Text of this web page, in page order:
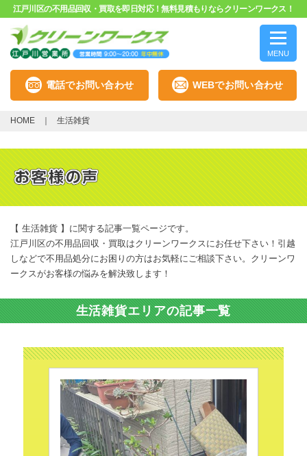
江戸川区の不用品回収・買取を即日対応！無料見積もりならクリーンワークス！
MENU
電話でお問い合わせ WEBでお問い合わせ
HOME 生活雑貨
【 生活雑貨 】に関する記事一覧ページです。
江戸川区の不用品回収・買取はクリーンワークスにお任せ下さい！引越
しなどで不用品処分にお困りの方はお気軽にご相談下さい。クリーンワ
ークスがお客様の悩みを解決致します！
生活雑貨エリアの記事一覧